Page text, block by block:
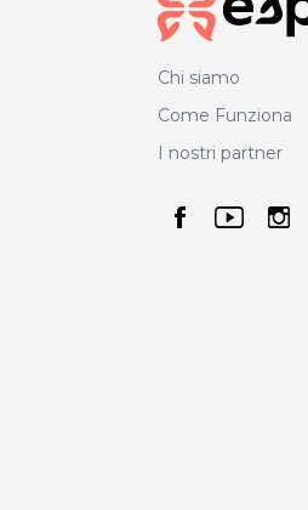
Chi siamo
Come Funziona
I nostri partner
seguici